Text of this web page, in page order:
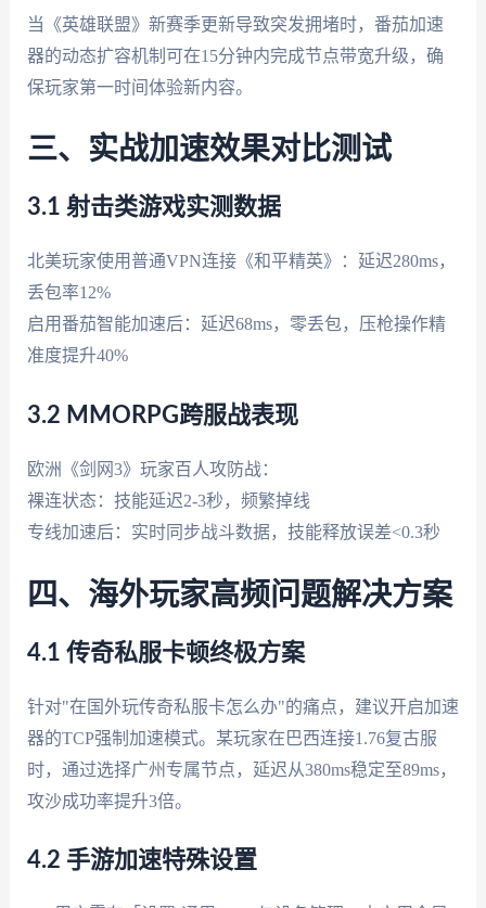
当《英雄联盟》新赛季更新导致突发拥堵时，番茄加速
器的动态扩容机制可在15分钟内完成节点带宽升级，确
保玩家第一时间体验新内容。
三、实战加速效果对比测试
3.1 射击类游戏实测数据
北美玩家使用普通VPN连接《和平精英》：延迟280ms，
丢包率12%
启用番茄智能加速后：延迟68ms，零丢包，压枪操作精
准度提升40%
3.2 MMORPG跨服战表现
欧洲《剑网3》玩家百人攻防战：
裸连状态：技能延迟2-3秒，频繁掉线
专线加速后：实时同步战斗数据，技能释放误差<0.3秒
四、海外玩家高频问题解决方案
4.1 传奇私服卡顿终极方案
针对"在国外玩传奇私服卡怎么办"的痛点，建议开启加速
器的TCP强制加速模式。某玩家在巴西连接1.76复古服
时，通过选择广州专属节点，延迟从380ms稳定至89ms，
攻沙成功率提升3倍。
4.2 手游加速特殊设置